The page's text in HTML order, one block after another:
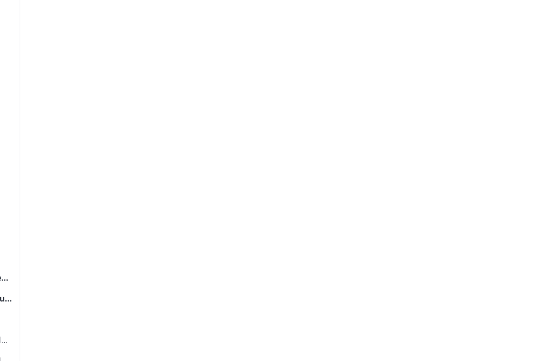
Fonds du comité supérieur d’instruction primaire de Mulhouse: rapports d’inspection des délégués, lettres de provenance diverse